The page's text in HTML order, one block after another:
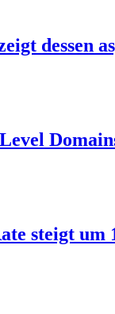
dessen
steigt um